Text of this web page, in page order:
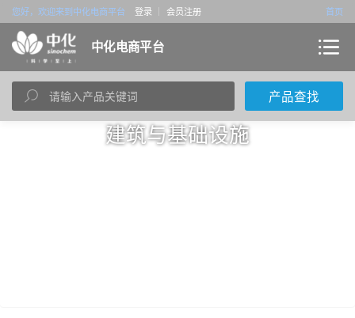
首页
您好，欢迎来到中化电商平台 登录 会员注册
中化电商平台
产品查找
建筑与基础设施